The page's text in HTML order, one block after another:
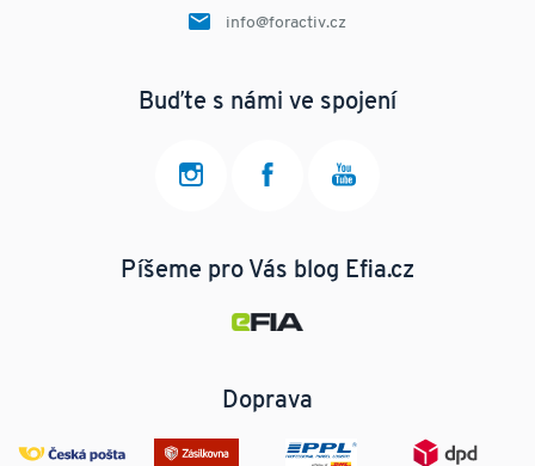
info@foractiv.cz
Buďte s námi ve spojení
Píšeme pro Vás blog Efia.cz
Doprava